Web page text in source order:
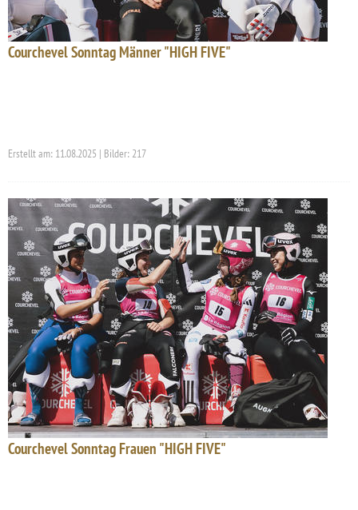
Courchevel Sonntag Männer "HIGH FIVE"
Erstellt am: 11.08.2025 | Bilder: 217
Courchevel Sonntag Frauen "HIGH FIVE"